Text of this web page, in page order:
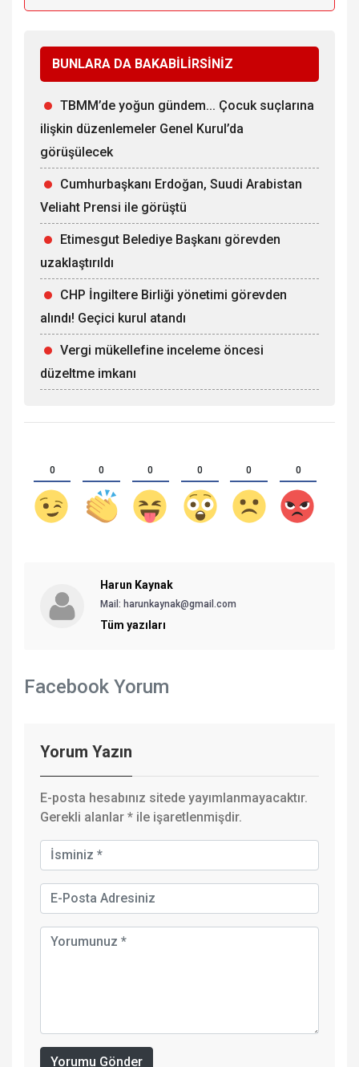
BUNLARA DA BAKABİLİRSİNİZ
TBMM’de yoğun gündem... Çocuk suçlarına
ilişkin düzenlemeler Genel Kurul’da
görüşülecek
Cumhurbaşkanı Erdoğan, Suudi Arabistan
Veliaht Prensi ile görüştü
Etimesgut Belediye Başkanı görevden
uzaklaştırıldı
CHP İngiltere Birliği yönetimi görevden
alındı! Geçici kurul atandı
Vergi mükellefine inceleme öncesi
düzeltme imkanı
0 0 0 0 0 0
Harun Kaynak
Mail: harunkaynak@gmail.com
Tüm yazıları
Facebook Yorum
Yorum Yazın
E-posta hesabınız sitede yayımlanmayacaktır.
Gerekli alanlar * ile işaretlenmişdir.
Yorumu Gönder